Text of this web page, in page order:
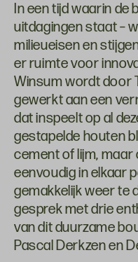
In een tijd waarin
uitdagingen staat –
milieueisen en
er ruimte voor
Winsum wordt door
gewerkt aan een
dat inspeelt op al
gestapelde houten
cement of lijm,
eenvoudig in elkaar
gemakkelijk weer te
gesprek met drie
van dit duurzame
Pascal Derkzen en